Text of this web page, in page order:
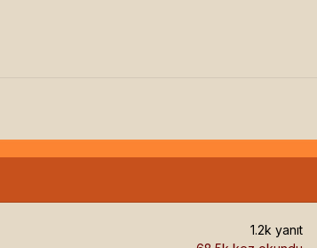
1.2k yanıt